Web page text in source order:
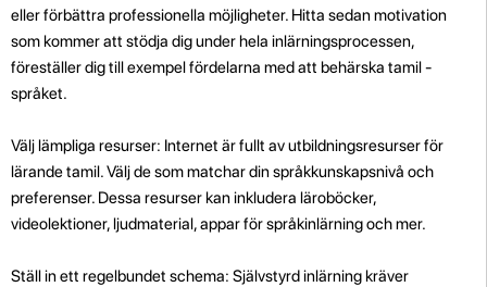
eller förbättra professionella möjligheter. Hitta sedan motivation
som kommer att stödja dig under hela inlärningsprocessen,
föreställer dig till exempel fördelarna med att behärska tamil -
språket.
Välj lämpliga resurser: Internet är fullt av utbildningsresurser för
lärande tamil. Välj de som matchar din språkkunskapsnivå och
preferenser. Dessa resurser kan inkludera läroböcker,
videolektioner, ljudmaterial, appar för språkinlärning och mer.
Ställ in ett regelbundet schema: Självstyrd inlärning kräver